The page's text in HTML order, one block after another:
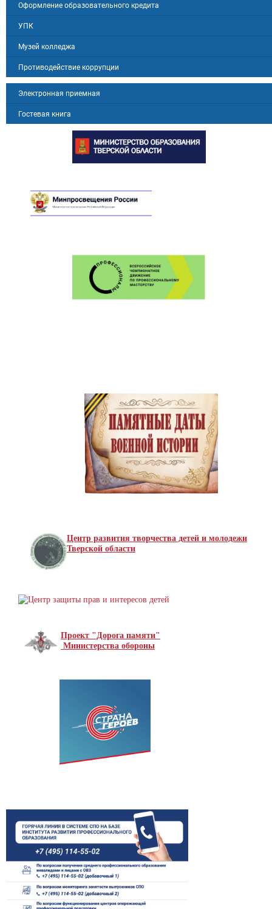
Оформление образовательного кредита
УПК
Музей колледжа
Противодействие коррупции
Электронная приемная
Гостевая книга
Центр развития творчества детей и молодежи
Тверской области
Проект "Дорога памяти"
Министерства обороны